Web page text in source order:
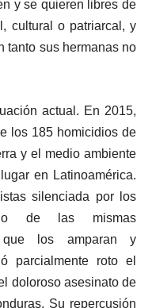
y se quieren libres de
cultural o patriarcal, y
tanto sus hermanas no
actual. En 2015,
los 185 homicidios de
y el medio ambiente
en Latinoamérica.
silenciada por los
de las mismas
que los amparan y
parcialmente roto el
doloroso asesinato de
Su repercusión